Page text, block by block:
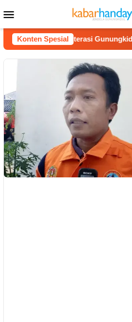
ke
kontenMobile
Konten Spesial
Video Literasi Gunungkidul 2026